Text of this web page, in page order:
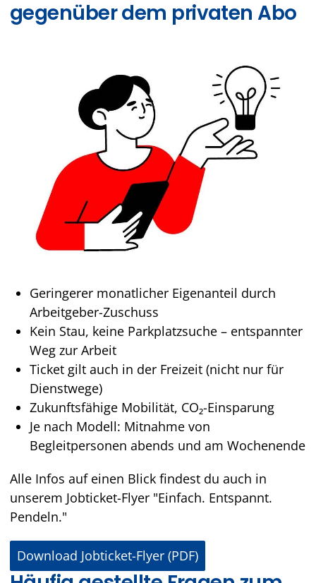
gegenüber dem privaten Abo
Geringerer monatlicher Eigenanteil durch
Arbeitgeber-Zuschuss
Kein Stau, keine Parkplatzsuche – entspannter
Weg zur Arbeit
Ticket gilt auch in der Freizeit (nicht nur für
Dienstwege)
Zukunftsfähige Mobilität, CO₂-Einsparung
Je nach Modell: Mitnahme von
Begleitpersonen abends und am Wochenende
Alle Infos auf einen Blick findest du auch in
unserem Jobticket-Flyer "Einfach. Entspannt.
Pendeln."
Download Jobticket-Flyer (PDF)